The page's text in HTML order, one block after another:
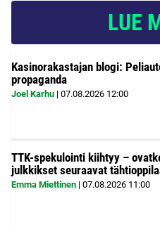
LUE
Kasinorakastajan blogi:
propaganda
Joel Karhu | 07.08.2026 12:00
TTK-spekulointi kiihtyy –
julkkikset seuraavat
Emma Miettinen | 07.08.2026 11:00